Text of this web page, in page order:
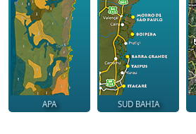
APA SUD BAHIA